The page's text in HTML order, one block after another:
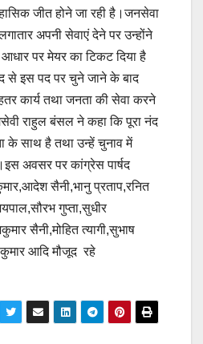
जीत होने जा रही है।जनसेवा
अपनी सेवाएं देने पर उन्होंने
आधार पर मेयर का टिकट दिया है
से इस पद पर चुने जाने के बाद
कार्य तथा जनता की सेवा करने
राहुल बंसल ने कहा कि पूरा नंद
के साथ है तथा उन्हें चुनाव में
अवसर पर कांग्रेस पार्षद
सैनी,भानु प्रताप,रनित
गुप्ता,सुधीर
सैनी,मोहित त्यागी,सुभाष
आदि मौजूद रहे